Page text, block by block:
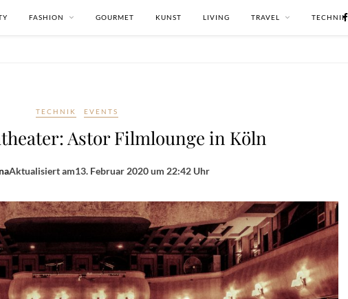
FASHION GOURMET KUNST LIVING TRAVEL TECHNIK
TECHNIK EVENTS
Astor Filmlounge in Köln
Aktualisiert am13. Februar 2020 um 22:42 Uhr